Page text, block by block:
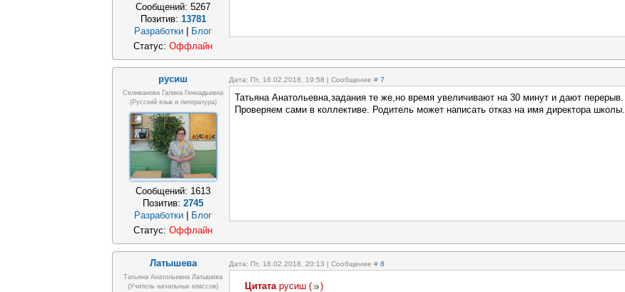
Сообщений: 5267
Позитив: 13781
Разработки
Блог
Статус: Оффлайн
русиш Дата: Пт, 16.02.2018, 19:58 | Сообщение # 7
Селиванова Галина Геннадьевна
(русский язык и литература)
Сообщений: 1613
Позитив: 2745
Разработки
Блог
Татьяна Анатольевна,задания те же,но время увеличивают на 30 минут и дают перерыв.
Проверяем сами в коллективе. Родитель может написать отказ на имя директора школы.
Статус: Оффлайн
Латышева Дата: Пт, 16.02.2018, 20:13 | Сообщение # 8
Татьяна Анатольевна Латышева
(учитель начальных классов)
Цитата русиш ( )